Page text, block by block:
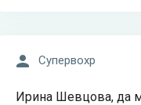
Супервохр
Ирина Шевцова, да